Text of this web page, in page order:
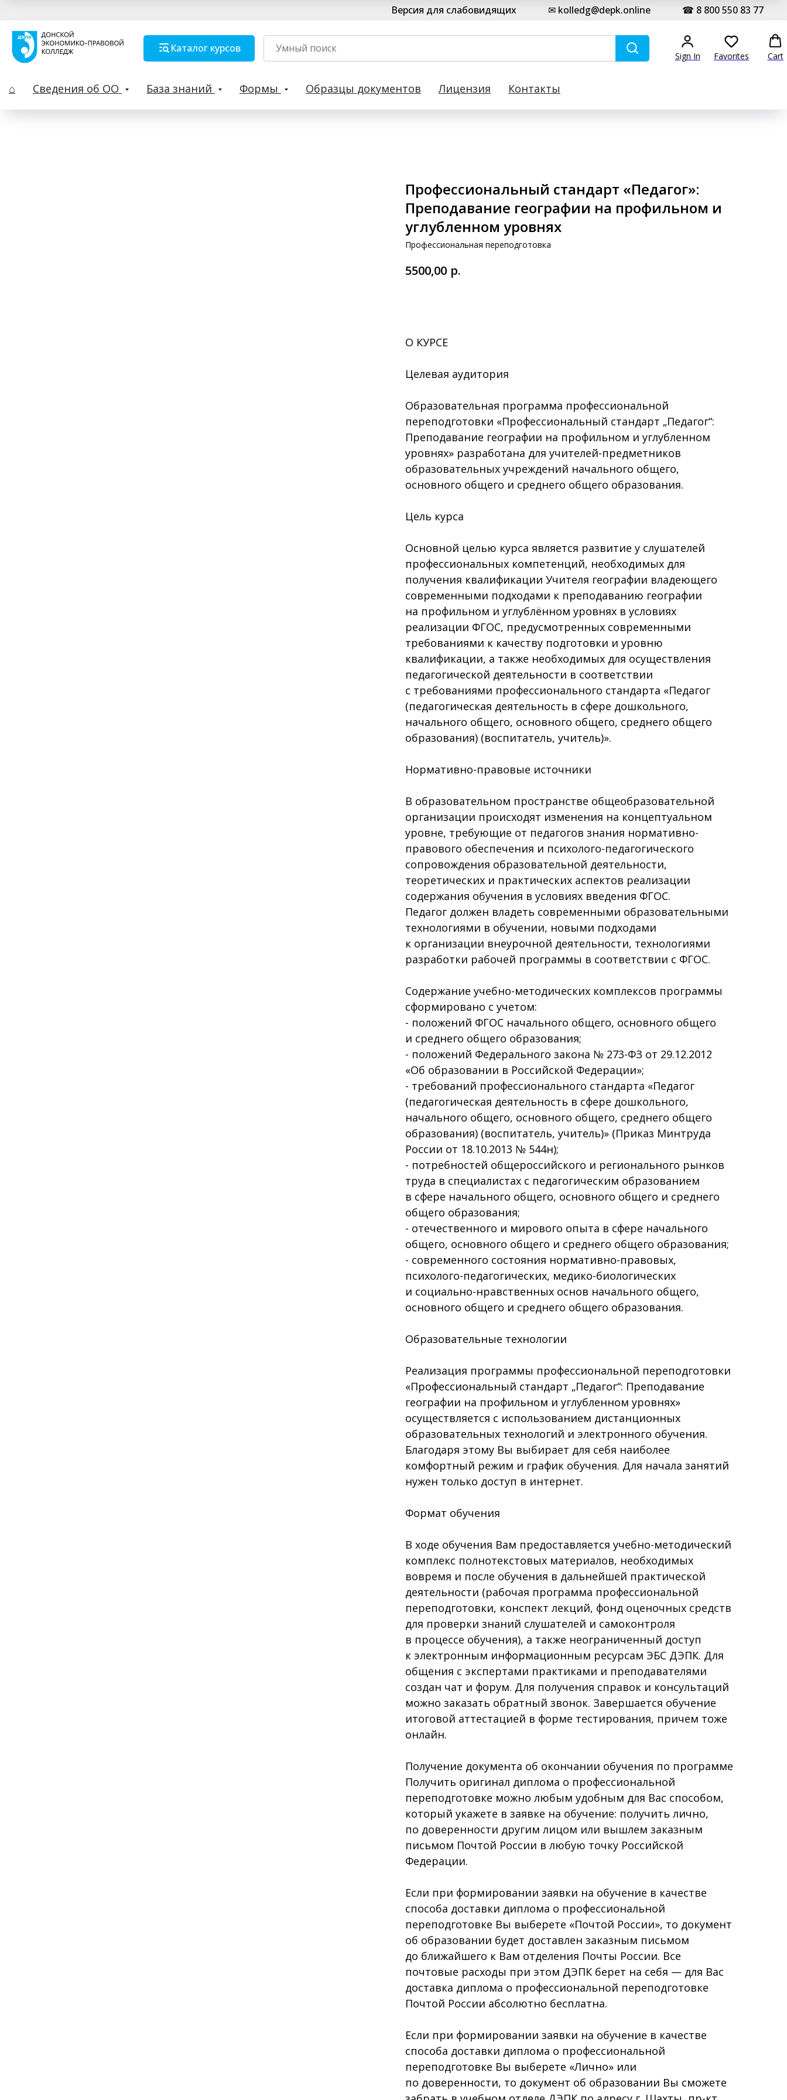
Версия для слабовидящих ✉ kolledg@depk.online ☎ 8 800 550 83 77
Каталог курсов
Sign In Favorites Cart
⌂ Сведения об ОО База знаний Формы Образцы документов Лицензия Контакты
Профессиональный стандарт «Педагог»:
Преподавание географии на профильном и
углубленном уровнях
Профессиональная переподготовка
5500,00 р.
О КУРСЕ
Целевая аудитория
Образовательная программа профессиональной
переподготовки «Профессиональный стандарт „Педагог“:
Преподавание географии на профильном и углубленном
уровнях» разработана для учителей-предметников
образовательных учреждений начального общего,
основного общего и среднего общего образования.
Цель курса
Основной целью курса является развитие у слушателей
профессиональных компетенций, необходимых для
получения квалификации Учителя географии владеющего
современными подходами к преподаванию географии
на профильном и углублённом уровнях в условиях
реализации ФГОС, предусмотренных современными
требованиями к качеству подготовки и уровню
квалификации, а также необходимых для осуществления
педагогической деятельности в соответствии
с требованиями профессионального стандарта «Педагог
(педагогическая деятельность в сфере дошкольного,
начального общего, основного общего, среднего общего
образования) (воспитатель, учитель)».
Нормативно-правовые источники
В образовательном пространстве общеобразовательной
организации происходят изменения на концептуальном
уровне, требующие от педагогов знания нормативно-
правового обеспечения и психолого-педагогического
сопровождения образовательной деятельности,
теоретических и практических аспектов реализации
содержания обучения в условиях введения ФГОС.
Педагог должен владеть современными образовательными
технологиями в обучении, новыми подходами
к организации внеурочной деятельности, технологиями
разработки рабочей программы в соответствии с ФГОС.
Содержание учебно-методических комплексов программы
сформировано с учетом:
- положений ФГОС начального общего, основного общего
и среднего общего образования;
- положений Федерального закона № 273-ФЗ от 29.12.2012
«Об образовании в Российской Федерации»;
- требований профессионального стандарта «Педагог
(педагогическая деятельность в сфере дошкольного,
начального общего, основного общего, среднего общего
образования) (воспитатель, учитель)» (Приказ Минтруда
России от 18.10.2013 № 544н);
- потребностей общероссийского и регионального рынков
труда в специалистах с педагогическим образованием
в сфере начального общего, основного общего и среднего
общего образования;
- отечественного и мирового опыта в сфере начального
общего, основного общего и среднего общего образования;
- современного состояния нормативно-правовых,
психолого-педагогических, медико-биологических
и социально-нравственных основ начального общего,
основного общего и среднего общего образования.
Образовательные технологии
Реализация программы профессиональной переподготовки
«Профессиональный стандарт „Педагог“: Преподавание
географии на профильном и углубленном уровнях»
осуществляется с использованием дистанционных
образовательных технологий и электронного обучения.
Благодаря этому Вы выбирает для себя наиболее
комфортный режим и график обучения. Для начала занятий
нужен только доступ в интернет.
Формат обучения
В ходе обучения Вам предоставляется учебно-методический
комплекс полнотекстовых материалов, необходимых
вовремя и после обучения в дальнейшей практической
деятельности (рабочая программа профессиональной
переподготовки, конспект лекций, фонд оценочных средств
для проверки знаний слушателей и самоконтроля
в процессе обучения), а также неограниченный доступ
к электронным информационным ресурсам ЭБС ДЭПК. Для
общения с экспертами практиками и преподавателями
создан чат и форум. Для получения справок и консультаций
можно заказать обратный звонок. Завершается обучение
итоговой аттестацией в форме тестирования, причем тоже
онлайн.
Получение документа об окончании обучения по программе
Получить оригинал диплома о профессиональной
переподготовке можно любым удобным для Вас способом,
который укажете в заявке на обучение: получить лично,
по доверенности другим лицом или вышлем заказным
письмом Почтой России в любую точку Российской
Федерации.
Если при формировании заявки на обучение в качестве
способа доставки диплома о профессиональной
переподготовке Вы выберете «Почтой России», то документ
об образовании будет доставлен заказным письмом
до ближайшего к Вам отделения Почты России. Все
почтовые расходы при этом ДЭПК берет на себя — для Вас
доставка диплома о профессиональной переподготовке
Почтой России абсолютно бесплатна.
Если при формировании заявки на обучение в качестве
способа доставки диплома о профессиональной
переподготовке Вы выберете «Лично» или
по доверенности, то документ об образовании Вы сможете